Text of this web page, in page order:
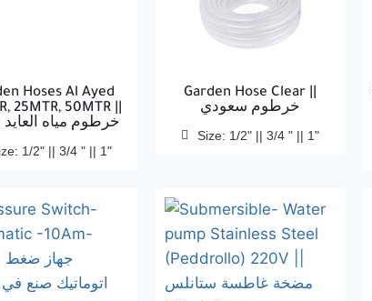
Hoses Al Ayed
25MTR, 50MTR ||
خرطوم مياه
1/2" || 3/4 " || 1"
Garden Hose Clear ||
خرطوم سعودي
Size: 1/2" || 3/4 " || 1"